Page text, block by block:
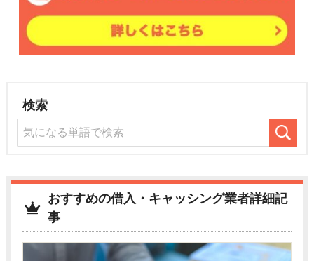
検索
おすすめの借入・キャッシング業者詳細記
事